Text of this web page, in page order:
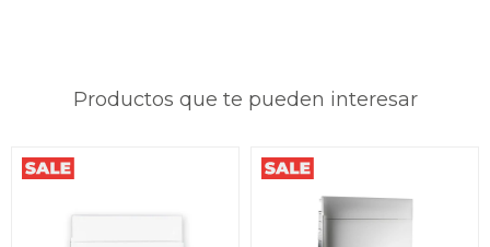
Productos que te pueden interesar